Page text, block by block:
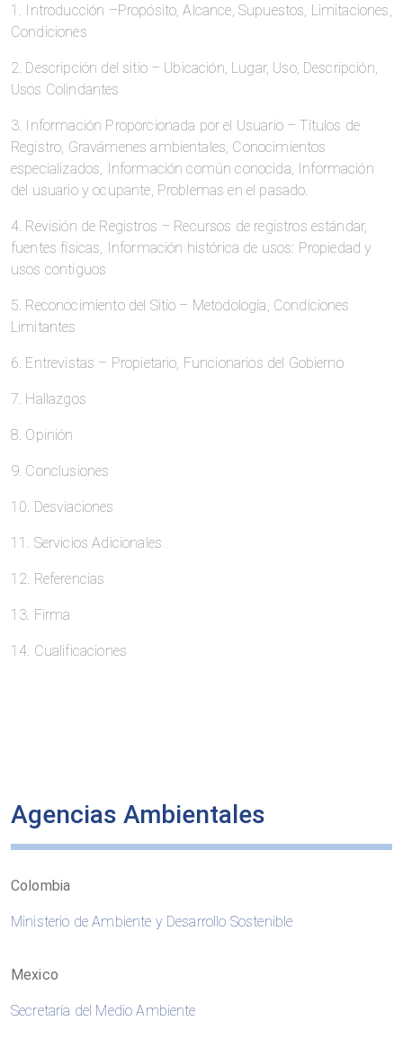
1. Introducción –Propósito, Alcance, Supuestos, Limitaciones,
Condiciones
2. Descripción del sitio – Ubicación, Lugar, Uso, Descripción,
Usos Colindantes
3. Información Proporcionada por el Usuario – Títulos de
Registro, Gravámenes ambientales, Conocimientos
especializados, Información común conocida, Información
del usuario y ocupante, Problemas en el pasado.
4. Revisión de Registros – Recursos de registros estándar,
fuentes físicas, Información histórica de usos: Propiedad y
usos contiguos
5. Reconocimiento del Sitio – Metodología, Condiciones
Limitantes
6. Entrevistas – Propietario, Funcionarios del Gobierno
7. Hallazgos
8. Opinión
9. Conclusiones
10. Desviaciones
11. Servicios Adicionales
12. Referencias
13. Firma
14. Cualificaciones
Agencias Ambientales
Colombia
Ministerio de Ambiente y Desarrollo Sostenible
Mexico
Secretaría del Medio Ambiente